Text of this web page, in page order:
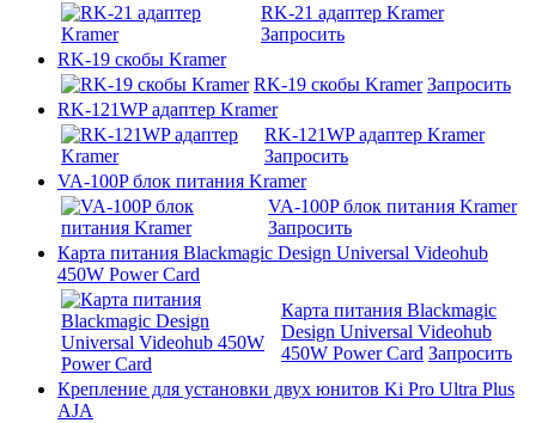
RK-21 адаптер Kramer
Запросить
RK-19 скобы Kramer
RK-19 скобы Kramer Запросить
RK-121WP адаптер Kramer
RK-121WP адаптер Kramer
Запросить
VA-100P блок питания Kramer
VA-100P блок питания Kramer
Запросить
Карта питания Blackmagic Design Universal Videohub
450W Power Card
Карта питания Blackmagic
Design Universal Videohub
450W Power Card Запросить
Крепление для установки двух юнитов Ki Pro Ultra Plus
AJA